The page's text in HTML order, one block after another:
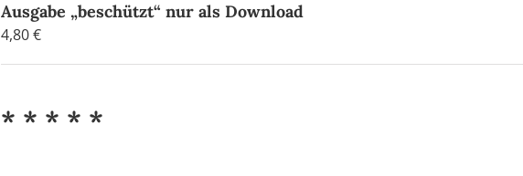
Ausgabe „beschützt“ nur als Download
4,80€
* * * * *